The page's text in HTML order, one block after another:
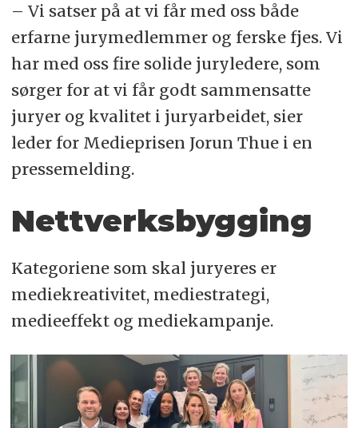
– Vi satser på at vi får med oss både
erfarne jurymedlemmer og ferske fjes. Vi
har med oss fire solide juryledere, som
sørger for at vi får godt sammensatte
juryer og kvalitet i juryarbeidet, sier
leder for Medieprisen Jorun Thue i en
pressemelding.
Nettverksbygging
Kategoriene som skal juryeres er
mediekreativitet, mediestrategi,
medieeffekt og mediekampanje.